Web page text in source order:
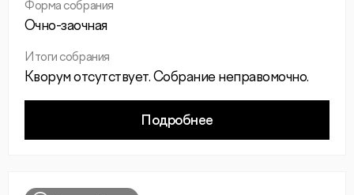
Форма собрания
Очно-заочная
Итоги собрания
Кворум отсутствует. Собрание неправомочно.
Подробнее